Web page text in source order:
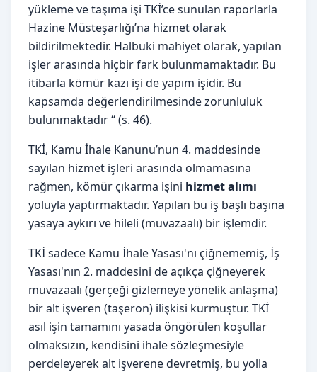
yükleme ve taşıma işi TKİ’ce sunulan raporlarla
Hazine Müsteşarlığı’na hizmet olarak
bildirilmektedir. Halbuki mahiyet olarak, yapılan
işler arasında hiçbir fark bulunmamaktadır. Bu
itibarla kömür kazı işi de yapım işidir. Bu
kapsamda değerlendirilmesinde zorunluluk
bulunmaktadır “ (s. 46).
TKİ, Kamu İhale Kanunu’nun 4. maddesinde
sayılan hizmet işleri arasında olmamasına
rağmen, kömür çıkarma işini hizmet alımı
yoluyla yaptırmaktadır. Yapılan bu iş başlı başına
yasaya aykırı ve hileli (muvazaalı) bir işlemdir.
TKİ sadece Kamu İhale Yasası'nı çiğnememiş, İş
Yasası'nın 2. maddesini de açıkça çiğneyerek
muvazaalı (gerçeği gizlemeye yönelik anlaşma)
bir alt işveren (taşeron) ilişkisi kurmuştur. TKİ
asıl işin tamamını yasada öngörülen koşullar
olmaksızın, kendisini ihale sözleşmesiyle
perdeleyerek alt işverene devretmiş, bu yolla